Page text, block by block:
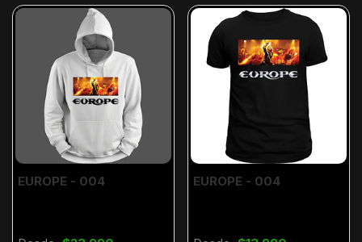
EUROPE - 004 EUROPE - 004